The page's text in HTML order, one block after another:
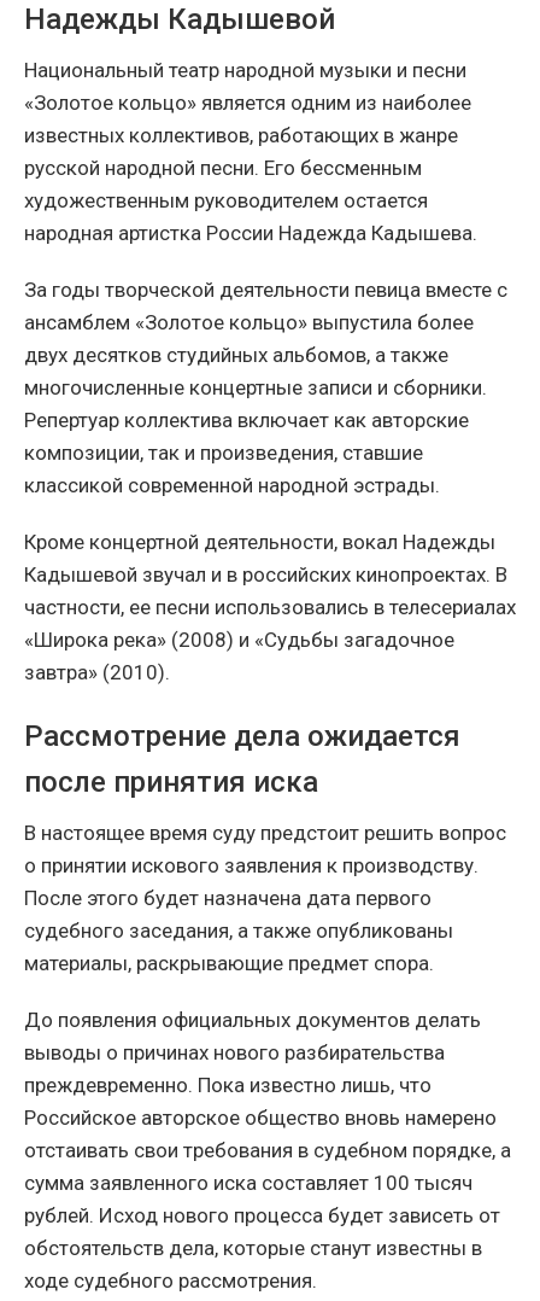
Надежды Кадышевой
Национальный театр народной музыки и песни
«Золотое кольцо» является одним из наиболее
известных коллективов, работающих в жанре
русской народной песни. Его бессменным
художественным руководителем остается
народная артистка России Надежда Кадышева.
За годы творческой деятельности певица вместе с
ансамблем «Золотое кольцо» выпустила более
двух десятков студийных альбомов, а также
многочисленные концертные записи и сборники.
Репертуар коллектива включает как авторские
композиции, так и произведения, ставшие
классикой современной народной эстрады.
Кроме концертной деятельности, вокал Надежды
Кадышевой звучал и в российских кинопроектах. В
частности, ее песни использовались в телесериалах
«Широка река» (2008) и «Судьбы загадочное
завтра» (2010).
Рассмотрение дела ожидается
после принятия иска
В настоящее время суду предстоит решить вопрос
о принятии искового заявления к производству.
После этого будет назначена дата первого
судебного заседания, а также опубликованы
материалы, раскрывающие предмет спора.
До появления официальных документов делать
выводы о причинах нового разбирательства
преждевременно. Пока известно лишь, что
Российское авторское общество вновь намерено
отстаивать свои требования в судебном порядке, а
сумма заявленного иска составляет 100 тысяч
рублей. Исход нового процесса будет зависеть от
обстоятельств дела, которые станут известны в
ходе судебного рассмотрения.